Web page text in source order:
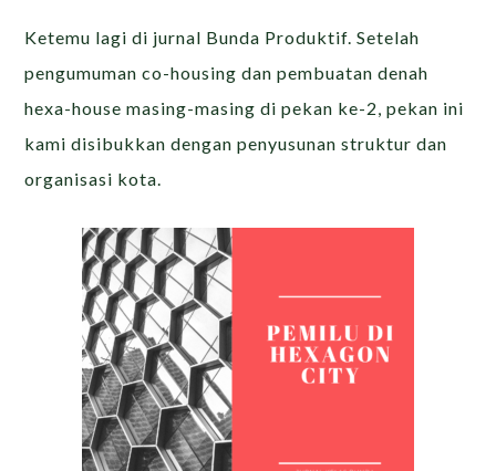
Ketemu lagi di jurnal Bunda Produktif. Setelah
pengumuman co-housing dan pembuatan denah
hexa-house masing-masing di pekan ke-2, pekan ini
kami disibukkan dengan penyusunan struktur dan
organisasi kota.